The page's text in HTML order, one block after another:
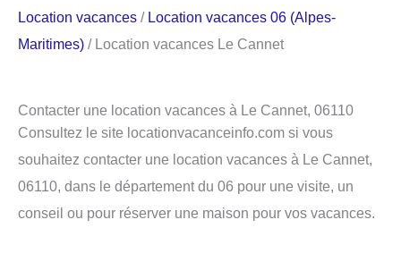
Location vacances / Location vacances 06 (Alpes-
Maritimes) / Location vacances Le Cannet
Contacter une location vacances à Le Cannet, 06110
Consultez le site locationvacanceinfo.com si vous
souhaitez contacter une location vacances à Le Cannet,
06110, dans le département du 06 pour une visite, un
conseil ou pour réserver une maison pour vos vacances.